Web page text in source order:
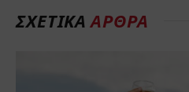
ΣΧΕΤΙΚΑΑΡΘΡΑ